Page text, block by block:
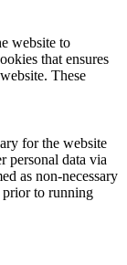
website to
that ensures
These
for the website
personal data via
as non-necessary
prior to running